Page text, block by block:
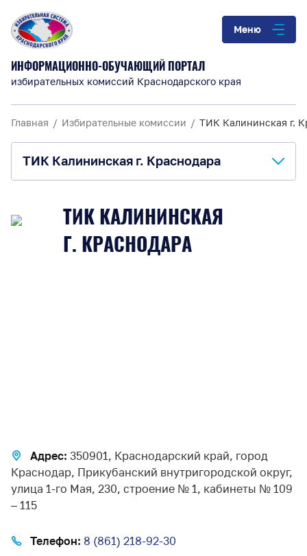
Меню
ИНФОРМАЦИОННО-ОБУЧАЮЩИЙ ПОРТАЛ
избирательных комиссий Краснодарского края
Главная Избирательные комиссии ТИК Калининская г.
ТИК Калининская г. Краснодара
ТИК КАЛИНИНСКАЯ
Г. КРАСНОДАРА
Адрес: 350901, Краснодарский край, город
Краснодар, Прикубанский внутригородской округ,
улица 1-го Мая, 230, строение № 1, кабинеты № 109
– 115
Телефон: 8 (861) 218-92-30